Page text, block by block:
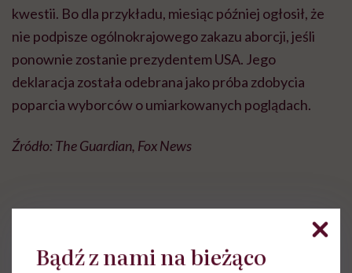
kwestii. Bo dla przykładu, miesiąc później ogłosił, że
nie podpisze ogólnokrajowego zakazu aborcji, jeśli
ponownie zostanie prezydentem USA. Jego
deklaracja została odebrana jako próba zdobycia
poparcia wyborców o umiarkowanych poglądach.
Źródło: The Guardian, Fox News
Marta Dragan
Bądź z nami na bieżąco